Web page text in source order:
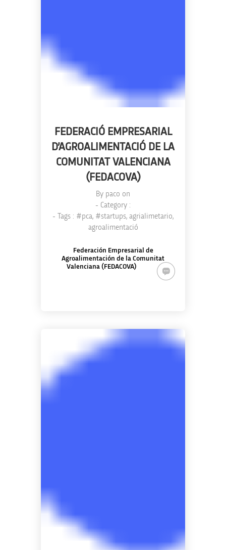
FEDERACIÓ EMPRESARIAL
D’AGROALIMENTACIÓ DE LA
COMUNITAT VALENCIANA
(FEDACOVA)
By paco on
- Category :
- Tags : #pca, #startups, agrialimetario,
agroalimentació
Federación Empresarial de
Agroalimentación de la Comunitat
Valenciana (FEDACOVA)